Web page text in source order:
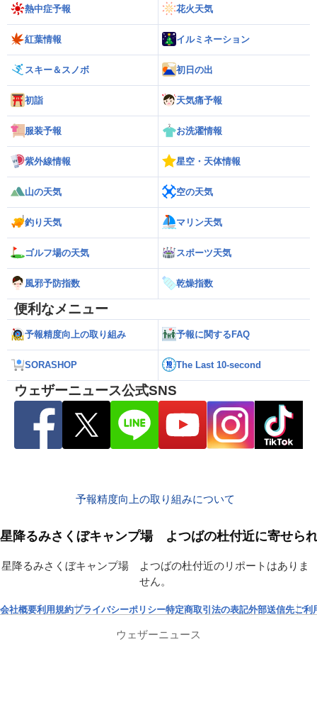
熱中症予報 花火天気
紅葉情報 イルミネーション
スキー＆スノボ 初日の出
初詣 天気痛予報
服装予報 お洗濯情報
紫外線情報 星空・天体情報
山の天気 空の天気
釣り天気 マリン天気
ゴルフ場の天気 スポーツ天気
風邪予防指数 乾燥指数
便利なメニュー
予報精度向上の取り組み 予報に関するFAQ
SORASHOP The Last 10-second
ウェザーニュース公式SNS
予報精度向上の取り組みについて
星降るみさくぼキャンプ場 よつばの杜付近に寄せら
星降るみさくぼキャンプ場 よつばの杜付近のリポートはありま
せん。
会社概要利用規約プライバシーポリシー特定商取引法の表記外部送信先ご利
ウェザーニュース